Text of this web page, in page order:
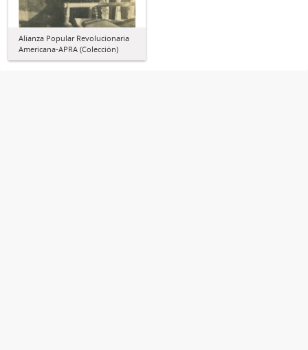
Alianza Popular Revolucionaria
Americana-APRA (Colección)